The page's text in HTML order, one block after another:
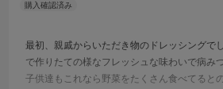
最初、親戚からいただき物のドレッシングで
で作りたての様なフレッシュな味わいで病み
子供達もこれなら野菜をたくさん食べてると